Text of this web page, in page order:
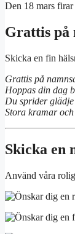
Den 18 mars
Grattis på
Skicka en fin
Grattis på
Hoppas din dag
Du sprider
Stora kramar
Skicka en
Använd våra